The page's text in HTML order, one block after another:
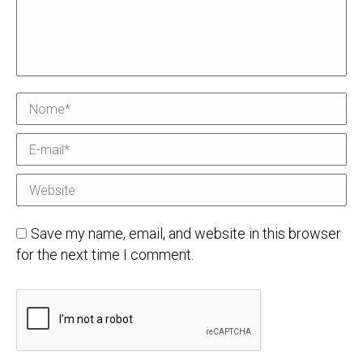
Nome *
E-mail *
Website
Save my name, email, and website in this browser
for the next time I comment.